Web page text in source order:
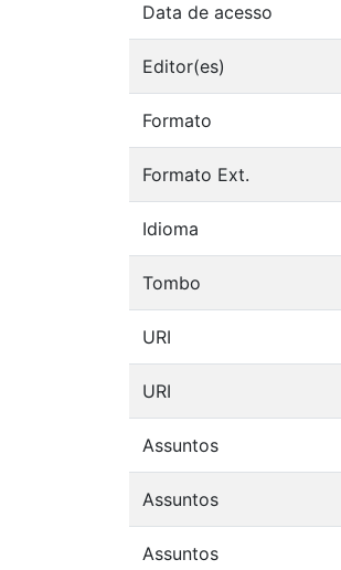
Data de acesso
Editor(es)
Formato
Formato Ext.
Idioma
Tombo
URI
URI
Assuntos
Assuntos
Assuntos